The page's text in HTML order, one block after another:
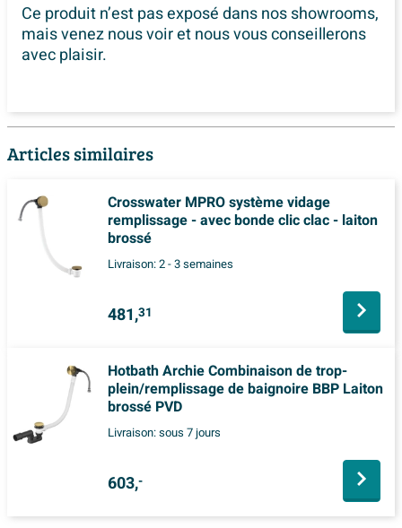
Ce produit n’est pas exposé dansnos showrooms,
mais venez nous voir et nous vous conseillerons
avec plaisir.
Articles similaires
Crosswater MPRO système vidage
remplissage - avec bonde clic clac - laiton
brossé
Livraison:2 - 3 semaines
481,31
Hotbath Archie Combinaison de trop-
plein/remplissage de baignoire BBP Laiton
brossé PVD
Livraison:sous 7 jours
603,-